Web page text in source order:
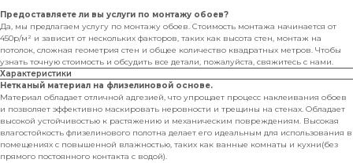
Предоставляете ли вы услуги по монтажу обоев?
Да, мы предлагаем услугу по монтажу обоев. Стоимость монтажа начинается от
450р/м² и зависит от нескольких факторов, таких как высота стен, монтаж на
потолок, сложная геометрия стен и общее количество квадратных метров. Чтобы
узнать точную стоимость и обсудить все детали, пожалуйста, свяжитесь с нами.
Характеристики
Нетканый материал на флизелиновой основе.
Материал обладает отличной адгезией, что упрощает процесс наклеивания обоев
и позволяет эффективно маскировать неровности и трещины на стенах. Обладает
высокой устойчивостью к растяжению и механическим повреждениям. Высокая
влагостойкость флизелинового полотна делает его идеальным для использования в
помещениях с повышенной влажностью, таких как ванные комнаты и кухни(без
прямого постоянного контакта с водой).